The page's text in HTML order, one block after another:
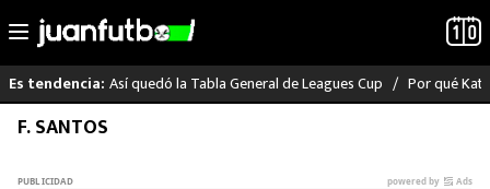
Saltar
Es tendencia: Así quedó la Tabla General de Leagues Cup Por qué
LO ÚLTIMO
F. SANTOS